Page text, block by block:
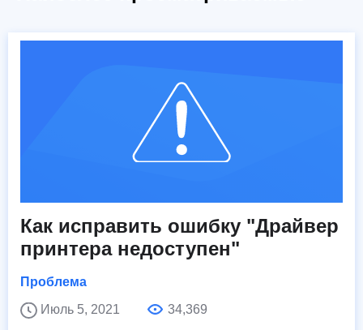
Как исправить ошибку "Драйвер
принтера недоступен"
Проблема
Июль 5, 2021
34,369